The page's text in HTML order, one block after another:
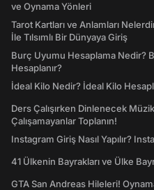
ve Oynama Yönleri
Tarot Kartları ve Anlamları
İle Tılsımlı Bir Dünyaya Giriş
Burç Uyumu Hesaplama Nedir?
Hesaplanır?
İdeal Kilo Nedir? İdeal Kilo
Ders Çalışırken Dinlenecek
Çalışamayanlar Toplanın!
Instagram Giriş Nasıl Yapılır?
41 Ülkenin Bayrakları ve Ülke
GTA San Andreas Hileleri!